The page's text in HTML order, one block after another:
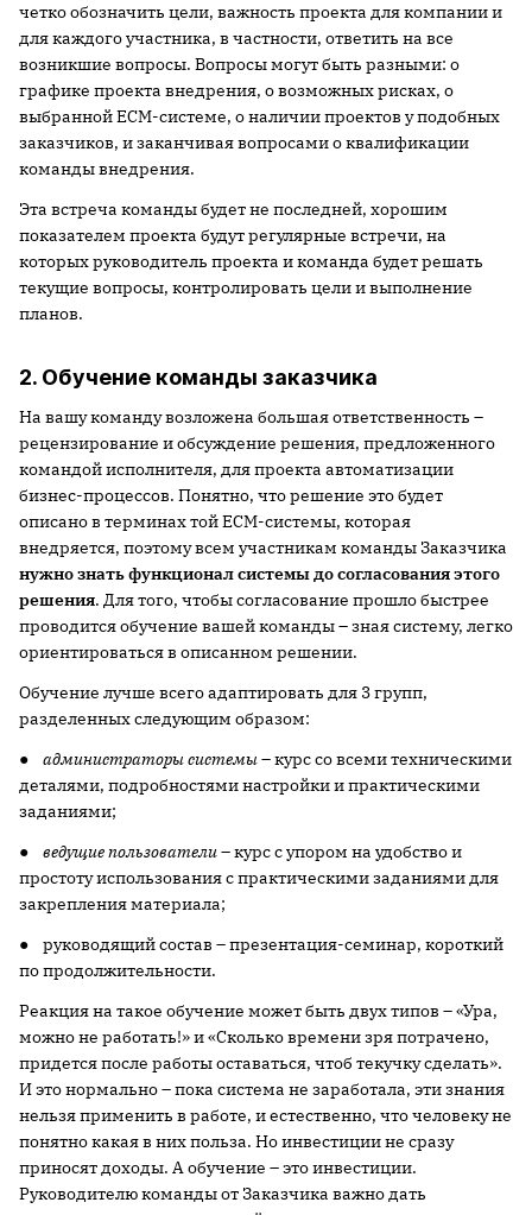
четко обозначить цели, важность проекта для компании и
для каждого участника, в частности, ответить на все
возникшие вопросы. Вопросы могут быть разными: о
графике проекта внедрения, о возможных рисках, о
выбранной ECM-системе, о наличии проектов у подобных
заказчиков, и заканчивая вопросами о квалификации
команды внедрения.
Эта встреча команды будет не последней, хорошим
показателем проекта будут регулярные встречи, на
которых руководитель проекта и команда будет решать
текущие вопросы, контролировать цели и выполнение
планов.
2. Обучение команды заказчика
На вашу команду возложена большая ответственность –
рецензирование и обсуждение решения, предложенного
командой исполнителя, для проекта автоматизации
бизнес-процессов. Понятно, что решение это будет
описано в терминах той ECM-системы, которая
внедряется, поэтому всем участникам команды Заказчика
нужно знать функционал системы до согласования этого
решения. Для того, чтобы согласование прошло быстрее
проводится обучение вашей команды – зная систему, легко
ориентироваться в описанном решении.
Обучение лучше всего адаптировать для 3 групп,
разделенных следующим образом:
● администраторы системы– курс со всеми техническими
деталями, подробностями настройки и практическими
заданиями;
● ведущие пользователи– курс с упором на удобство и
простоту использования с практическими заданиями для
закрепления материала;
● руководящий состав – презентация-семинар, короткий
по продолжительности.
Реакция на такое обучение может быть двух типов – «Ура,
можно не работать!» и «Сколько времени зря потрачено,
придется после работы оставаться, чтоб текучку сделать».
И это нормально – пока система не заработала, эти знания
нельзя применить в работе, и естественно, что человеку не
понятно какая в них польза. Но инвестиции не сразу
приносят доходы. А обучение – это инвестиции.
Руководителю команды от Заказчика важно дать